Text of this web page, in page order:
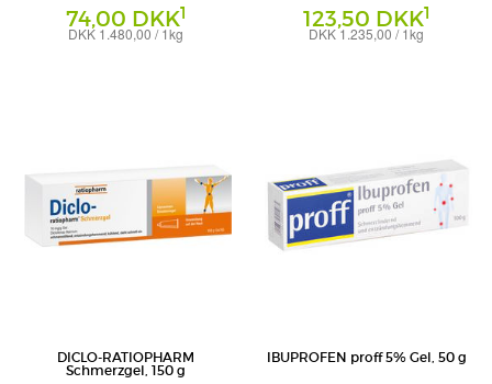
74,00 DKK1
DKK 1.480,00 / 1kg
123,50 DKK1
DKK 1.235,00 / 1kg
DICLO-RATIOPHARM
Schmerzgel, 150 g
IBUPROFEN proff 5% Gel, 50 g